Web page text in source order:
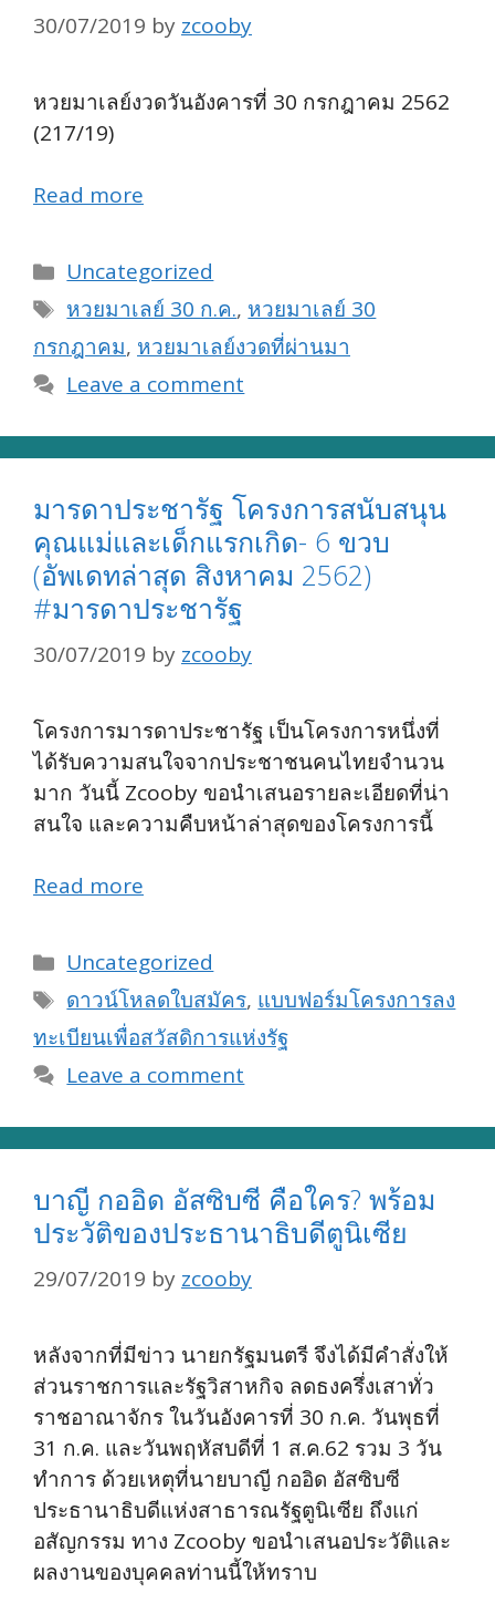
30/07/2019 by zcooby
หวยมาเลย์งวดวันอังคารที่ 30 กรกฎาคม 2562
(217/19)
Read more
Categories
Uncategorized
Tags
หวยมาเลย์ 30 ก.ค., หวยมาเลย์ 30
กรกฎาคม, หวยมาเลย์งวดที่ผ่านมา
Leave a comment
มารดาประชารัฐ โครงการสนับสนุน
คุณแม่และเด็กแรกเกิด- 6 ขวบ
(อัพเดทล่าสุด สิงหาคม 2562)
#มารดาประชารัฐ
30/07/2019 by zcooby
โครงการมารดาประชารัฐ เป็นโครงการหนึ่งที่
ได้รับความสนใจจากประชาชนคนไทยจำนวน
มาก วันนี้ Zcooby ขอนำเสนอรายละเอียดที่น่า
สนใจ และความคืบหน้าล่าสุดของโครงการนี้
Read more
Categories
Uncategorized
Tags
ดาวน์โหลดใบสมัคร, แบบฟอร์มโครงการลง
ทะเบียนเพื่อสวัสดิการแห่งรัฐ
Leave a comment
บาญี กออิด อัสซิบซี คือใคร? พร้อม
ประวัติของประธานาธิบดีตูนิเซีย
29/07/2019 by zcooby
หลังจากที่มีข่าว นายกรัฐมนตรี จึงได้มีคำสั่งให้
ส่วนราชการและรัฐวิสาหกิจ ลดธงครึ่งเสาทั่ว
ราชอาณาจักร ในวันอังคารที่ 30 ก.ค. วันพุธที่
31 ก.ค. และวันพฤหัสบดีที่ 1 ส.ค.62 รวม 3 วัน
ทำการ ด้วยเหตุที่นายบาญี กออิด อัสซิบซี
ประธานาธิบดีแห่งสาธารณรัฐตูนิเซีย ถึงแก่
อสัญกรรม ทาง Zcooby ขอนำเสนอประวัติและ
ผลงานของบุคคลท่านนี้ให้ทราบ